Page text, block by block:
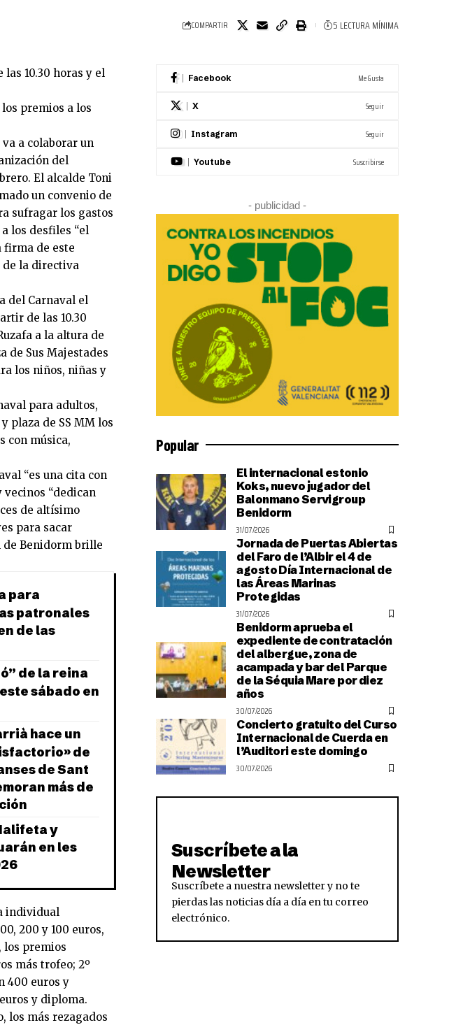
COMPARTIR 5 LECTURA MÍNIMA
10.30 horas y el
premios a los
a colaborar un
del
El alcalde Toni
un convenio de
sufragar los gastos
los desfiles “el
firma de este
de la directiva
del Carnaval el
de las 10.30
a la altura de
de Sus Majestades
los niños, niñas y
para adultos,
plaza de SS MM los
con música,
“es una cita con
vecinos “dedican
de altísimo
para sacar
de Benidorm brille
para
patronales
de las
de la reina
sábado en
hace un
de
de Sant
más de
y
en les
individual
200 y 100 euros,
los premios
más trofeo; 2º
400 euros y
y diploma.
los más rezagados
Facebook Me Gusta
X Seguir
Instagram Seguir
Youtube Suscribirse
- publicidad -
Popular
El internacional estonio
Koks, nuevo jugador del
Balonmano Servigroup
Benidorm
31/07/2026
Jornada de Puertas Abiertas
del Faro de l’Albir el 4 de
agosto Día Internacional de
las Áreas Marinas
Protegidas
31/07/2026
Benidorm aprueba el
expediente de contratación
del albergue, zona de
acampada y bar del Parque
de la Séquia Mare por diez
años
30/07/2026
Concierto gratuito del Curso
Internacional de Cuerda en
l’Auditori este domingo
30/07/2026
Suscríbete a la
Newsletter
Suscríbete a nuestra newsletter y no te
pierdas las noticias día a día en tu correo
electrónico.